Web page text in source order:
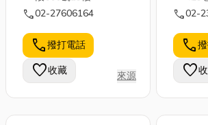
垢，還能減少
的傷害。無化
學成分，減少
對環境的負
為一種常見的
有高靈活性、
性，廣泛應用
於結構建設、
call02-27606164
call撥打電話
favorite收藏 來源
call02-
call
favorite